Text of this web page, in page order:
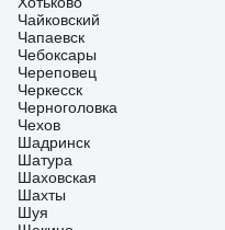
Чайковский
Чапаевск
Чебоксары
Череповец
Черкесск
Черноголовка
Чехов
Шадринск
Шатура
Шаховская
Шахты
Шуя